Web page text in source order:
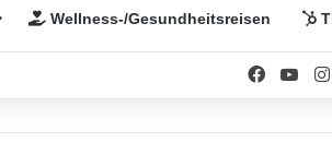
Wellness-/Gesundheitsreisen
Facebook